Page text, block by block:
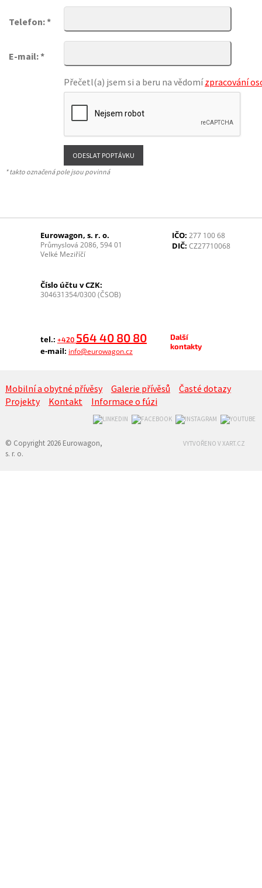
Telefon: *
E-mail: *
Přečetl(a) jsem si a beru na vědomízpracování
* takto označená pole jsou povinná
Eurowagon, s. r. o.
Průmyslová 2086, 594 01
Velké Meziříčí
IČO: 277 100 68
DIČ: CZ27710068
Číslo účtu v CZK:
304631354/0300 (ČSOB)
tel.: +420 564 40 80 80
e-mail: info@eurowagon.cz
Další
kontakty
Mobilní a obytné přívěsy Galerie přívěsů
Časté dotazy
Projekty
Kontakt Informace o fúzi
© Copyright 2026 Eurowagon,
s. r. o.
VYTVOŘENO V XART.CZ